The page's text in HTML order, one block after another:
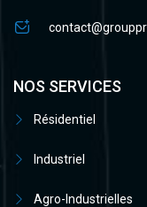
NOS SERVICES
Résidentiel
Industriel
Agro-Industrielles